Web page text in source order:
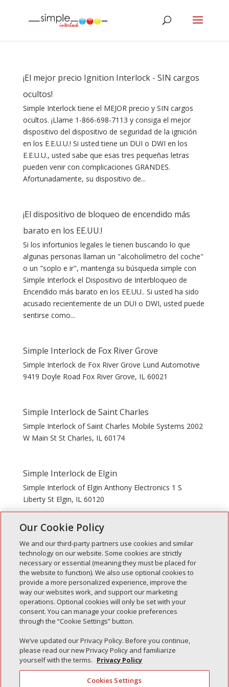
¡El mejor precio Ignition Interlock - SIN cargos
ocultos!
Simple Interlock tiene el MEJOR precio y SIN cargos
ocultos. ¡Llame 1-866-698-7113 y consiga el mejor
dispositivo del dispositivo de seguridad de la ignición
en los E.E.U.U.! Si usted tiene un DUI o DWI en los
E.E.U.U., usted sabe que esas tres pequeñas letras
pueden venir con complicaciones GRANDES.
Afortunadamente, su dispositivo de...
¡El dispositivo de bloqueo de encendido más
barato en los EE.UU.!
Si los infortunios legales le tienen buscando lo que
algunas personas llaman un "alcoholímetro del coche"
o un "soplo e ir", mantenga su búsqueda simple con
Simple Interlock el Dispositivo de Interbloqueo de
Encendido más barato en los EE.UU.. Si usted ha sido
acusado recientemente de un DUI o DWI, usted puede
sentirse como...
Simple Interlock de Fox River Grove
Simple Interlock de Fox River Grove Lund Automotive
9419 Doyle Road Fox River Grove, IL 60021
Simple Interlock de Saint Charles
Simple Interlock of Saint Charles Mobile Systems 2002
W Main St St Charles, IL 60174
Simple Interlock de Elgin
Simple Interlock of Elgin Anthony Electronics 1 S
Liberty St Elgin, IL 60120
Entradas recientes
Simple Interlock de Walla Walla
Enclavamiento simple de Morton
Simple Interlock de Carol Stream
Simple Interlock de Waukegan
Simple Interlock de Texarkana
Our Cookie Policy
We and our third-party partners use cookies and similar
technology on our website. Some cookies are strictly
necessary or essential (meaning they must be placed for
the website to function). We also use optional cookies to
provide a more personalized experience, improve the
way our websites work, and support our marketing
operations. Optional cookies will only be set with your
consent. You can manage your cookie preferences
through the “Cookie Settings” button.
We’ve updated our Privacy Policy. Before you continue,
please read our new Privacy Policy and familiarize
yourself with the terms. Privacy Policy
Cookies Settings